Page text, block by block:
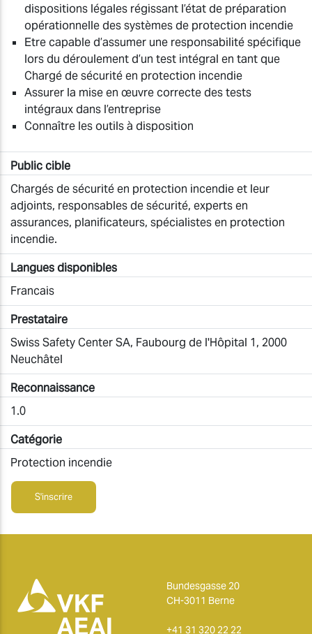
dispositions légales régissant l’état de préparation
opérationnelle des systèmes de protection incendie
Etre capable d’assumer une responsabilité spécifique
lors du déroulement d’un test intégral en tant que
Chargé de sécurité en protection incendie
Assurer la mise en œuvre correcte des tests
intégraux dans l’entreprise
Connaître les outils à disposition
Public cible
Chargés de sécurité en protection incendie et leur
adjoints, responsables de sécurité, experts en
assurances, planificateurs, spécialistes en protection
incendie.
Langues disponibles
Francais
Prestataire
Swiss Safety Center SA, Faubourg de l'Hôpital 1, 2000
Neuchâtel
Reconnaissance
1.0
Catégorie
Protection incendie
S'inscrire
Bundesgasse 20
CH-3011 Berne
+41 31 320 22 22